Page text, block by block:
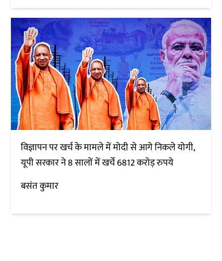
विज्ञापन पर खर्च के मामले में मोदी से आगे निकले योगी,
यूपी सरकार ने 8 सालों में खर्चे 6812 करोड़ रुपये
बसंत कुमार